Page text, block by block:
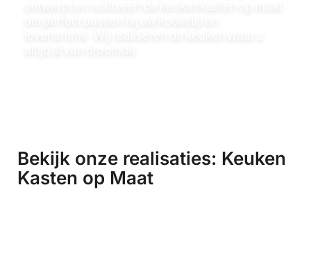
Bekijk onze realisaties: Keuken
Kasten op Maat